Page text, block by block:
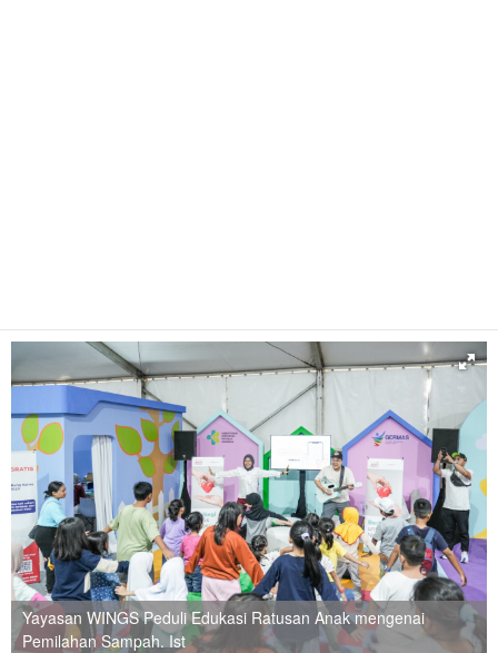
Yayasan WINGS Peduli Edukasi Ratusan Anak mengenai
Pemilahan Sampah. Ist